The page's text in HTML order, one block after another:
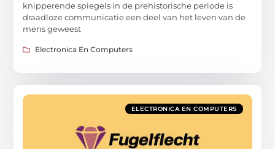
knipperende spiegels in de prehistorische periode is
draadloze communicatie een deel van het leven van de
mens geweest
Electronica En Computers
ELECTRONICA EN COMPUTERS